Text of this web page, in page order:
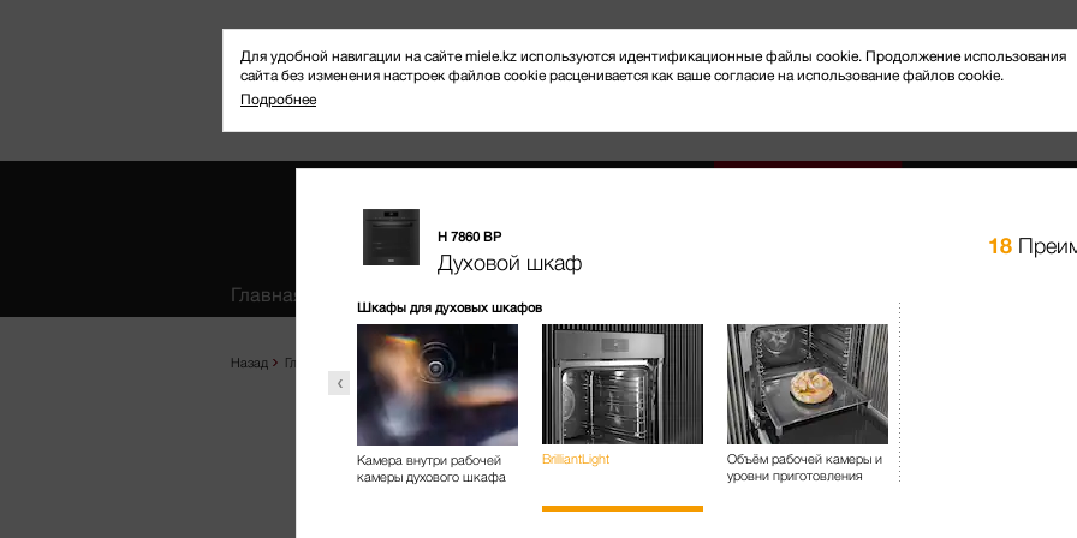
Для удобной навигации на сайте miele.kz используются идентификационные файлы cookie. Продолжение использования
сайта без изменения настроек файлов cookie расценивается как ваше согласие на использование файлов cookie.
Подробнее
Назад Главная Продукты Выпекание и приготовление на пару Духовые шкафы с СВЧ
H 7860 BP
Духовой шкаф С
Избранное
Главная
H 7860 BP
Духовой шкаф
18
Шкафы для духовых шкафов
Камера внутри рабочей
камеры духового шкафа
BrilliantLight
Объём рабочей камеры и
уровни приготовления